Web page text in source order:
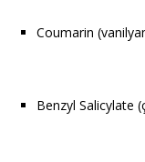
Coumarin
Benzyl Salicylate